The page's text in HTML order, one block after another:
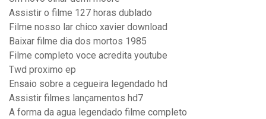
Assistir o filme 127 horas dublado
Filme nosso lar chico xavier download
Baixar filme dia dos mortos 1985
Filme completo voce acredita youtube
Twd proximo ep
Ensaio sobre a cegueira legendado hd
Assistir filmes lançamentos hd7
A forma da agua legendado filme completo